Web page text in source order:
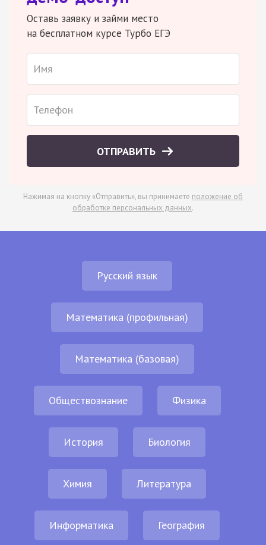
Оставь заявку и займи место
на бесплатном курсе Турбо ЕГЭ
ОТПРАВИТЬ
Нажимая на кнопку «Отправить», вы принимаете положение об
обработке персональных данных.
Русский язык
Математика (профильная)
Математика (базовая)
Обществознание Физика
История Биология
Химия Литература
Информатика География